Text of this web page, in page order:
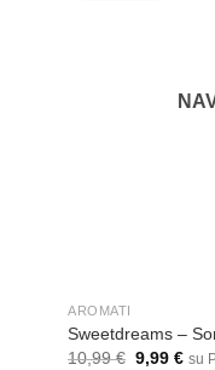
AROMATI
Sweetdreams –
10,99€ Original
9,99€ su